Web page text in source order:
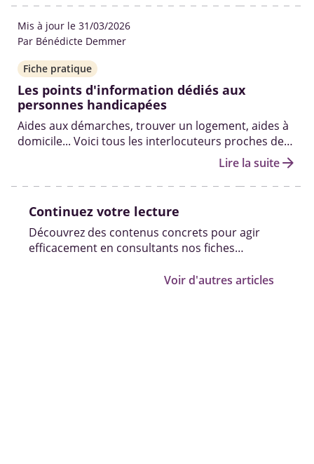
Mis à jour le 31/03/2026
Par Bénédicte Demmer
Fiche pratique
Les points d'information dédiés aux
personnes handicapées
Aides aux démarches, trouver un logement, aides à
domicile... Voici tous les interlocuteurs proches de
chez vous capables de vous accompagner enLire la suitearrow_forward
Continuez votre lecture
Découvrez des contenus concrets pour agir
efficacement en consultants nos fiches
Voir d'autres articles